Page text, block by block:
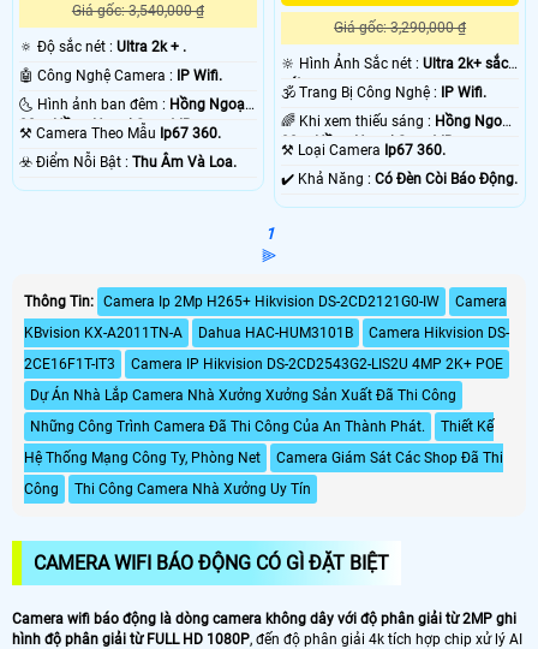
Giá gốc: 3,540,000 ₫
🔅 Độ sắc nét : Ultra 2k + .
🤖️ Công Nghệ Camera : IP Wifi.
🌜 Hình ảnh ban đêm : Hồng Ngoại
30m Hồng Ngoại Smart IR.
⚒ Camera Theo Mẫu Ip67 360.
️☣️ Điểm Nỗi Bật : Thu Âm Và Loa.
Giá gốc: 3,290,000 ₫
🔆 Hình Ảnh Sắc nét :Ultra 2k+ sắc
nét .
🕉️ Trang Bị Công Nghệ : IP Wifi.
🌈 Khi xem thiếu sáng : Hồng Ngoại
30m Hồng Ngoại Smart IR.
⚒ Loại Camera Ip67 360.
️✔️ Khả Năng :Có Đèn Còi Báo Động.
1
⫸
Thông Tin: Camera Ip 2Mp H265+ Hikvision DS-2CD2121G0-IW
Camera
KBvision KX-A2011TN-A
Dahua HAC-HUM3101B
Camera Hikvision DS-
2CE16F1T-IT3
Camera IP Hikvision DS-2CD2543G2-LIS2U 4MP 2K+ POE
Dự Án Nhà Lắp Camera Nhà Xưởng Xưởng Sản Xuất Đã Thi Công
Những Công Trình Camera Đã Thi Công Của An Thành Phát.
Thiết Kế
Hệ Thống Mạng Công Ty, Phòng Net
Camera Giám Sát Các Shop Đã Thi
Công
Thi Công Camera Nhà Xưởng Uy Tín
CAMERA WIFI BÁO ĐỘNG CÓ GÌ ĐẶT BIỆT
Camera wifi báo động là dòng camera không dây với độ phân giải từ 2MP ghi
hình độ phân giải từ FULL HD 1080P, đến độ phân giải 4k tích hợp chip xử lý AI